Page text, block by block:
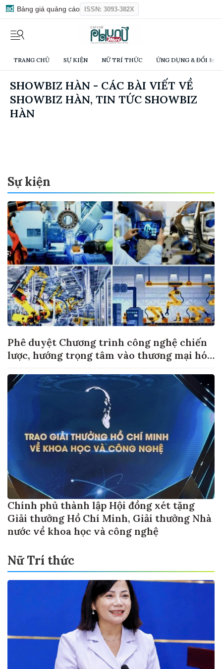
Bảng giá quảng cáo ISSN: 3093-382X
TRANG CHỦ SỰ KIỆN NỮ TRÍ THỨC ỨNG DỤNG & ĐỔI
SHOWBIZ HÀN - CÁC BÀI VIẾT VỀ
SHOWBIZ HÀN, TIN TỨC SHOWBIZ
HÀN
Sự kiện
Phê duyệt Chương trình công nghệ chiến
lược, hướng trọng tâm vào thương mại hóa
Chính phủ thành lập Hội đồng xét tặng
Giải thưởng Hồ Chí Minh, Giải thưởng Nhà
nước về khoa học và công nghệ
Nữ Trí thức